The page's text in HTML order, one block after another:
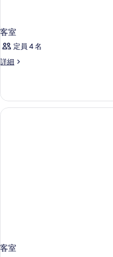
表
示
す
る
客室
定員 4 名
詳細
客
細
客室